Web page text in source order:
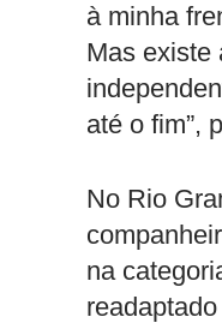
à minha
Mas existe
até o fim”,
No Rio
na